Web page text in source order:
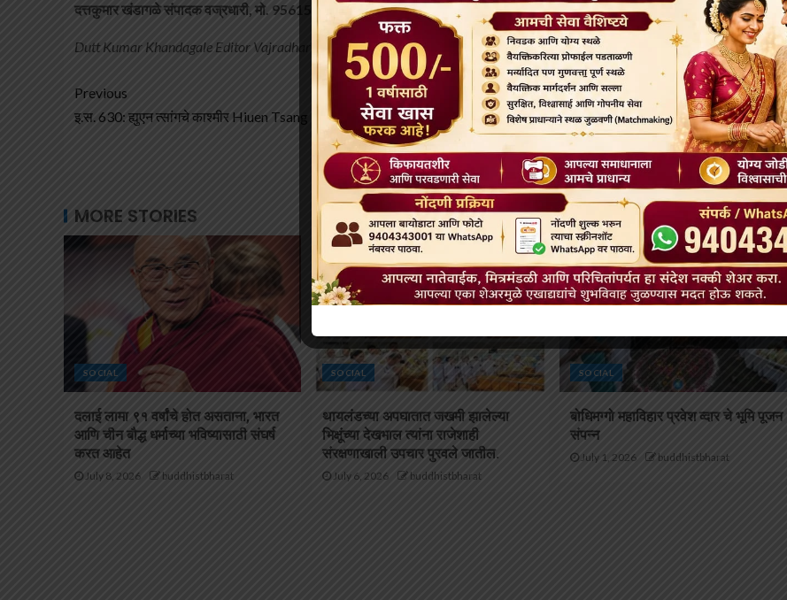
दत्तकुमार खंडागळे संपादक वज्रधारी, मो. 9561551006
Dutt Kumar Khandagale Editor Vajradhari, Mobile No :. 9561551006
Previous
इ.स. 630: ह्युएन त्सांगचे काश्मीर Hiuen Tsang
Next
बौद्ध भिक्षूला पदवी कशी मिळते ? How Does Buddhist Monk Get A
Degree ?
MORE STORIES
SOCIAL
दलाई लामा ९१ वर्षांचे होत असताना, भारत
आणि चीन बौद्ध धर्माच्या भविष्यासाठी संघर्ष
करत आहेत
July 8, 2026 buddhistbharat
SOCIAL
थायलंडच्या अपघातात जखमी झालेल्या
भिक्षूंच्या देखभाल त्यांना राजेशाही
संरक्षणाखाली उपचार पुरवले जातील.
July 6, 2026 buddhistbharat
SOCIAL
बोधिमग्गो महाविहार प्रवेश व्दार चे भूमि पूजन
संपन्न
July 1, 2026 buddhistbharat